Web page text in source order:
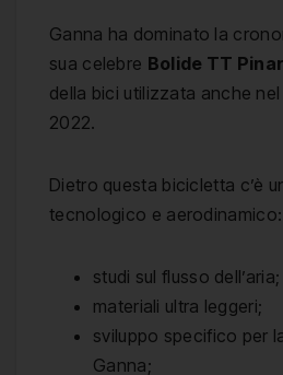
Ganna ha dominato la
sua celebre Bolide TT
della bici utilizzata anche nel
2022.
Dietro questa bicicletta c’è
tecnologico e aerodinamico:
studi sul flusso dell’aria;
materiali ultra leggeri;
sviluppo specifico per
Ganna;